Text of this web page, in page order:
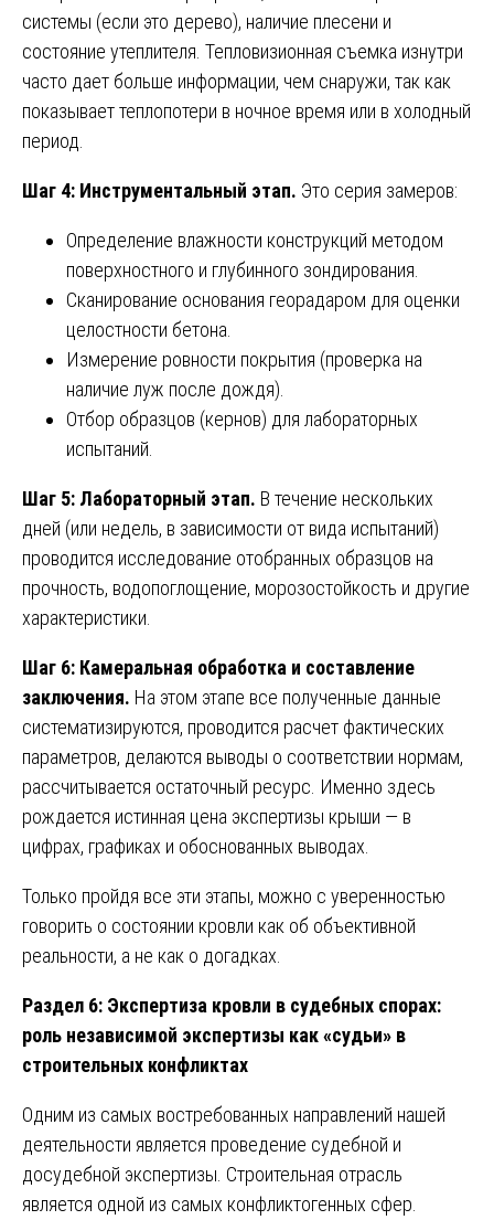
системы (если это дерево), наличие плесени и
состояние утеплителя. Тепловизионная съемка изнутри
часто дает больше информации, чем снаружи, так как
показывает теплопотери в ночное время или в холодный
период.
Шаг 4: Инструментальный этап. Это серия замеров:
Определение влажности конструкций методом
поверхностного и глубинного зондирования.
Сканирование основания георадаром для оценки
целостности бетона.
Измерение ровности покрытия (проверка на
наличие луж после дождя).
Отбор образцов (кернов) для лабораторных
испытаний.
Шаг 5: Лабораторный этап. В течение нескольких
дней (или недель, в зависимости от вида испытаний)
проводится исследование отобранных образцов на
прочность, водопоглощение, морозостойкость и другие
характеристики.
Шаг 6: Камеральная обработка и составление
заключения. На этом этапе все полученные данные
систематизируются, проводится расчет фактических
параметров, делаются выводы о соответствии нормам,
рассчитывается остаточный ресурс. Именно здесь
рождается истинная цена экспертизы крыши — в
цифрах, графиках и обоснованных выводах.
Только пройдя все эти этапы, можно с уверенностью
говорить о состоянии кровли как об объективной
реальности, а не как о догадках.
Раздел 6: Экспертиза кровли в судебных спорах:
роль независимой экспертизы как «судьи» в
строительных конфликтах
Одним из самых востребованных направлений нашей
деятельности является проведение судебной и
досудебной экспертизы. Строительная отрасль
является одной из самых конфликтогенных сфер.